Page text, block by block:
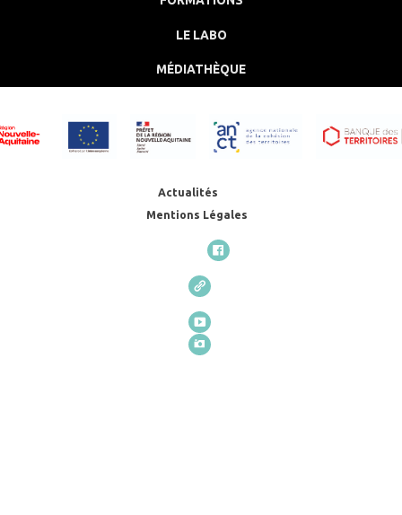
LE LABO
MÉDIATHÈQUE
Actualités
Mentions Légales